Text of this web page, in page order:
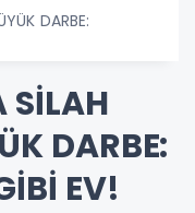
DARBE:
SİLAH
DARBE:
EV!